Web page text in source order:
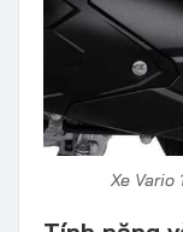
Xe Vario